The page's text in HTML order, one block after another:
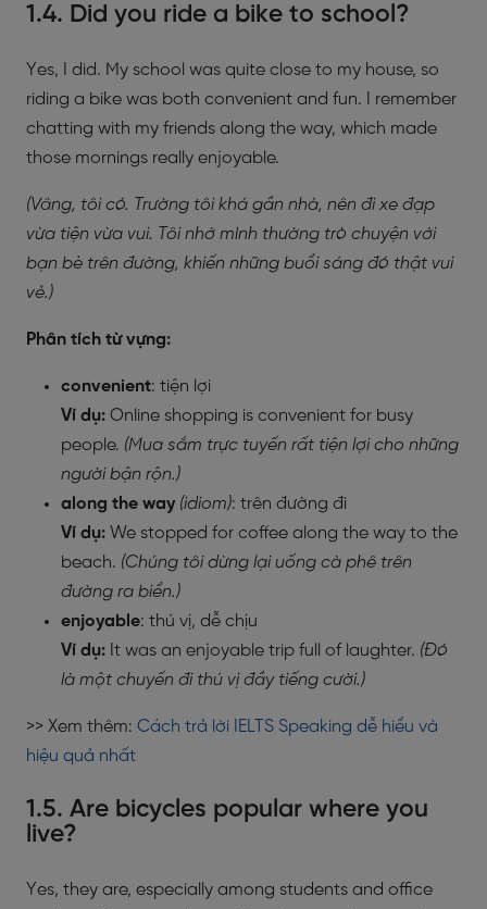
1.4. Did you ride a bike to school?
Yes, I did. My school was quite close to my house, so
riding a bike was both convenient and fun. I remember
chatting with my friends along the way, which made
those mornings really enjoyable.
(Vâng, tôi có. Trường tôi khá gần nhà, nên đi xe đạp
vừa tiện vừa vui. Tôi nhớ mình thường trò chuyện với
bạn bè trên đường, khiến những buổi sáng đó thật vui
vẻ.)
Phân tích từ vựng:
convenient: tiện lợi
Ví dụ: Online shopping is convenient for busy
people. (Mua sắm trực tuyến rất tiện lợi cho những
người bận rộn.)
along the way (idiom): trên đường đi
Ví dụ: We stopped for coffee along the way to the
beach. (Chúng tôi dừng lại uống cà phê trên
đường ra biển.)
enjoyable: thú vị, dễ chịu
Ví dụ: It was an enjoyable trip full of laughter. (Đó
là một chuyến đi thú vị đầy tiếng cười.)
>> Xem thêm: Cách trả lời IELTS Speaking dễ hiểu và
hiệu quả nhất
1.5. Are bicycles popular where you
live?
Yes, they are, especially among students and office